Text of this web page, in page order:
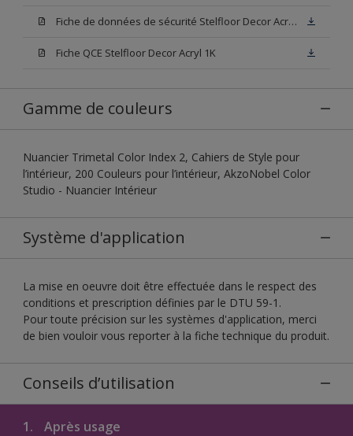
Fiche de données de sécurité Stelfloor Decor Acryl 1K
Fiche QCE Stelfloor Decor Acryl 1K
Gamme de couleurs
Nuancier Trimetal Color Index 2, Cahiers de Style pour
l’intérieur, 200 Couleurs pour l’intérieur, AkzoNobel Color
Studio - Nuancier Intérieur
Système d'application
La mise en oeuvre doit être effectuée dans le respect des
conditions et prescription définies par le DTU 59-1.
Pour toute précision sur les systèmes d'application, merci
de bien vouloir vous reporter à la fiche technique du produit.
Conseils d’utilisation
1. Après usage